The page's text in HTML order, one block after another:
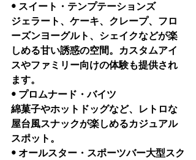
• スイート・テンプテーションズ
ジェラート、ケーキ、クレープ、フロ
ーズンヨーグルト、シェイクなどが楽
しめる甘い誘惑の空間。カスタムアイ
スやファミリー向けの体験も提供され
ます。
• プロムナード・バイツ
綿菓子やホットドッグなど、レトロな
屋台風スナックが楽しめるカジュアル
スポット。
• オールスター・スポーツバー大型スク